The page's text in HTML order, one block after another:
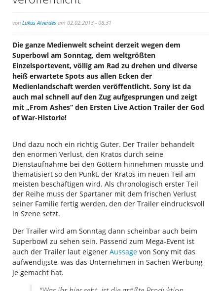
von Lukas Alverdes am 02.02.2013 - 08:31
Die ganze Medienwelt scheint derzeit wegen dem
Superbowl am Sonntag, dem weltgrößten
Einzelsportevent, völlig am Rad zu drehen und diverse
heiß erwartete Spots aus allen Ecken der
Medienlandschaft werden veröffentlicht. Sony ist da
auch mal schnell auf den Zug aufgesprungen und zeigt
mit „From Ashes“ den Ersten Live Action Trailer der God
of War-Historie!
Und dazu noch ein richtig Guter. Der Trailer behandelt
den enormen Verlust, den Kratos durch seine
Dienstaufnahme bei den Göttern hinnehmen musste und
thematisiert so den Punkt, der Kratos im neuen Teil am
meisten beschäftigen wird. Als chronologisch erster Teil
der Reihe muss der Spartaner mit dem frischen Verlust
seiner Familie fertig werden, den der Trailer eindrucksvoll
in Szene setzt.
Der Trailer wird am Sonntag dann scheinbar auch beim
Superbowl zu sehen sein. Passend zum Mega-Event ist
auch der Trailer laut eigener Aussage von Sony mit das
aufwendigste, was das Unternehmen in Sachen Werbung
je gemacht hat.